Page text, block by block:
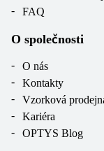
FAQ
O společnosti
O nás
Kontakty
Vzorková
Kariéra
OPTYS Blog